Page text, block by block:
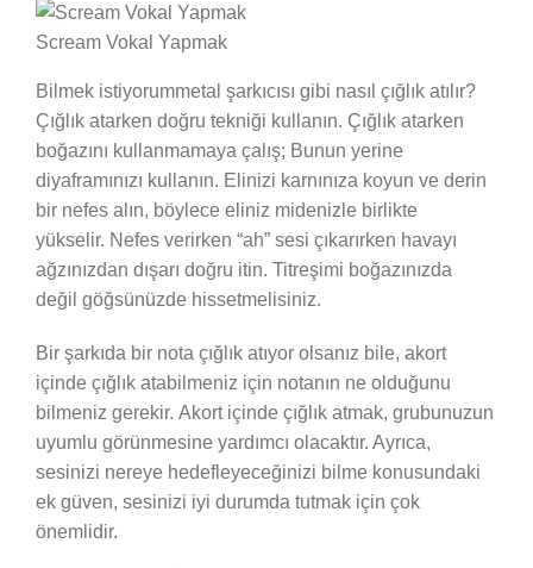
Scream Vokal Yapmak
Bilmek istiyorummetal şarkıcısı gibi nasıl çığlık atılır?
Çığlık atarken doğru tekniği kullanın. Çığlık atarken
boğazını kullanmamaya çalış; Bunun yerine
diyaframınızı kullanın. Elinizi karnınıza koyun ve derin
bir nefes alın, böylece eliniz midenizle birlikte
yükselir. Nefes verirken “ah” sesi çıkarırken havayı
ağzınızdan dışarı doğru itin. Titreşimi boğazınızda
değil göğsünüzde hissetmelisiniz.
Bir şarkıda bir nota çığlık atıyor olsanız bile, akort
içinde çığlık atabilmeniz için notanın ne olduğunu
bilmeniz gerekir. Akort içinde çığlık atmak, grubunuzun
uyumlu görünmesine yardımcı olacaktır. Ayrıca,
sesinizi nereye hedefleyeceğinizi bilme konusundaki
ek güven, sesinizi iyi durumda tutmak için çok
önemlidir.